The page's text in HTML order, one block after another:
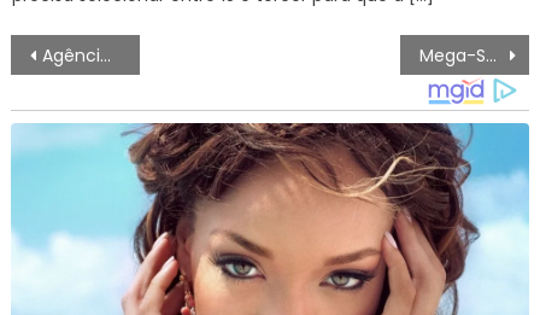
Navegação
de
artigos
Agência Minas Gerais | Escolas estaduais de Minas transformam a Copa do Mundo em aprendizado Mega-Sena sorteia prêmio acumulado em R$ 12 milhões neste sábado